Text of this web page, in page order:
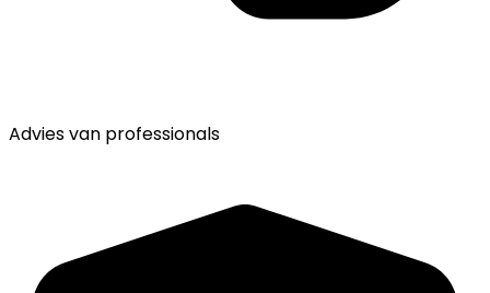
Advies van professionals